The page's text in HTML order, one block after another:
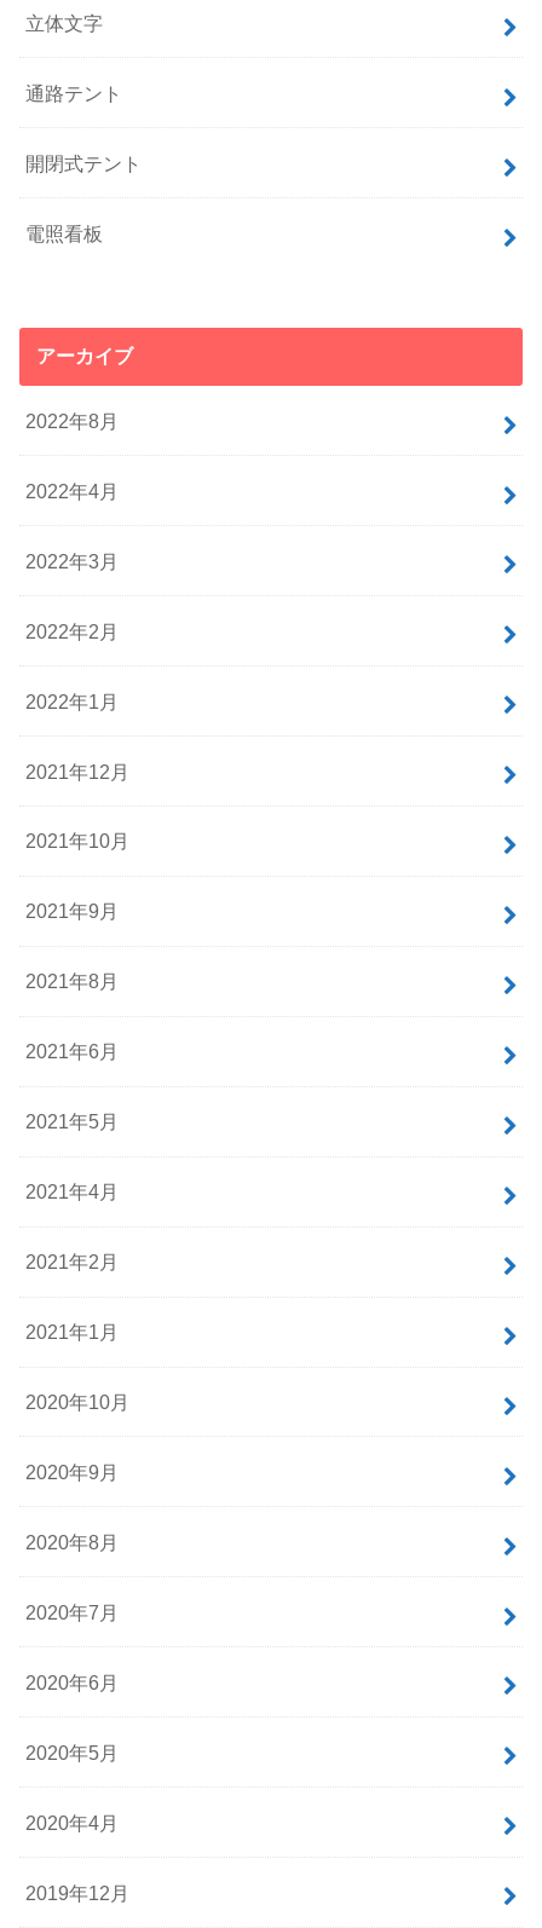
立体文字
通路テント
開閉式テント
電照看板
アーカイブ
2022年8月
2022年4月
2022年3月
2022年2月
2022年1月
2021年12月
2021年10月
2021年9月
2021年8月
2021年6月
2021年5月
2021年4月
2021年2月
2021年1月
2020年10月
2020年9月
2020年8月
2020年7月
2020年6月
2020年5月
2020年4月
2019年12月